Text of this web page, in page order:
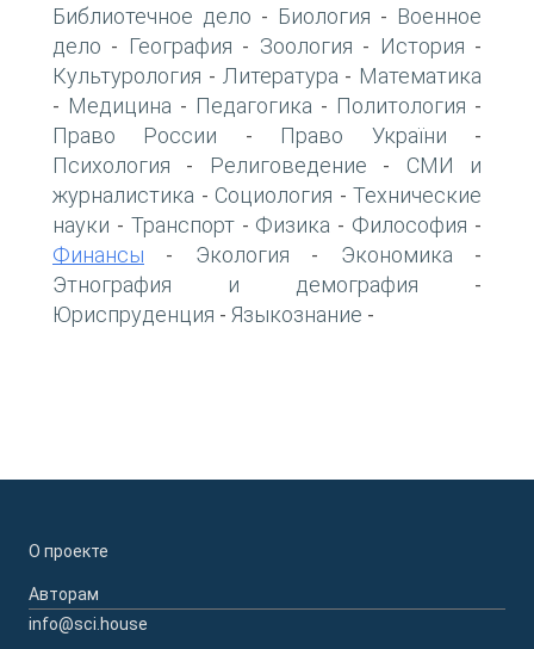
Библиотечное дело - Биология - Военное
дело - География - Зоология - История -
Культурология - Литература - Математика
- Медицина - Педагогика - Политология -
Право России - Право України -
Психология - Религоведение - СМИ и
журналистика - Социология - Технические
науки - Транспорт- Физика - Философия -
Финансы - Экология - Экономика -
Этнография и демография -
Юриспруденция - Языкознание -
О проекте
Авторам
info@sci.house